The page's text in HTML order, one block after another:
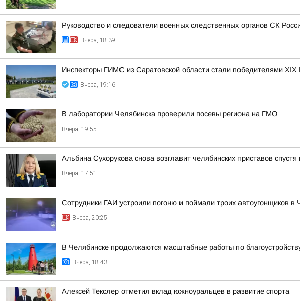
Руководство и следователи военных следственных органов СК
Вчера, 18:39
Инспекторы ГИМС из Саратовской области стали победителями XIX
Вчера, 19:16
В лаборатории Челябинска проверили посевы региона на ГМО
Вчера, 19:55
Альбина Сухорукова снова возглавит челябинских приставов
Вчера, 17:51
Сотрудники ГАИ устроили погоню и поймали троих автоугонщиков в
Вчера, 20:25
В Челябинске продолжаются масштабные работы по
Вчера, 18:43
Алексей Текслер отметил вклад южноуральцев в развитие спорта